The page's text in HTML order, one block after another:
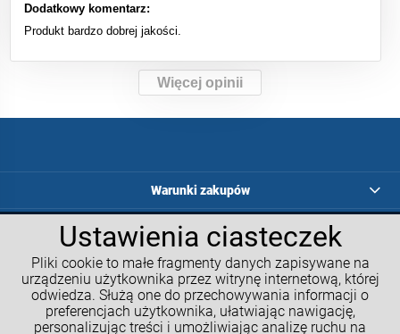
Ustawienia ciasteczek
Pliki cookie to małe fragmenty danych zapisywane na
urządzeniu użytkownika przez witrynę internetową, której
odwiedza. Służą one do przechowywania informacji o
preferencjach użytkownika, ułatwiając nawigację,
personalizując treści i umożliwiając analizę ruchu na
Dodatkowy komentarz:
Produkt bardzo dobrej jakości.
Więcej opinii
Warunki zakupów
Programy lojalnościowe
Kalkulatory GM
Moje konto